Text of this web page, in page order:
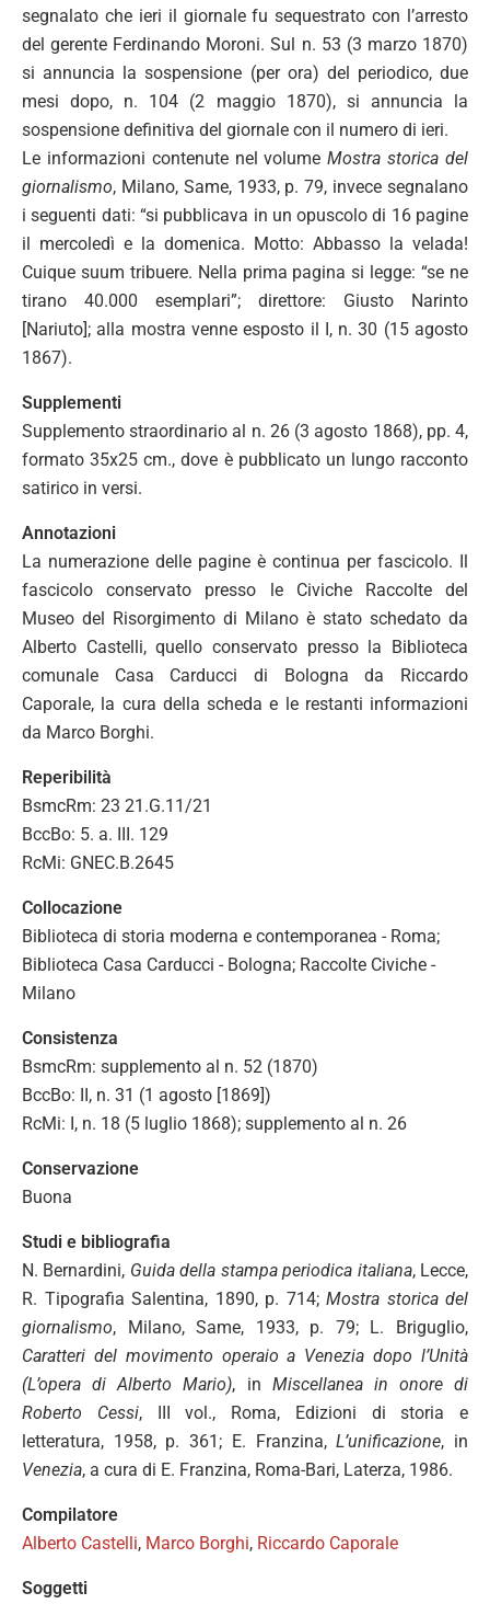
segnalato che ieri il giornale fu sequestrato con l’arresto
del gerente Ferdinando Moroni. Sul n. 53 (3 marzo 1870)
si annuncia la sospensione (per ora) del periodico, due
mesi dopo, n. 104 (2 maggio 1870), si annuncia la
sospensione definitiva del giornale con il numero di ieri.
Le informazioni contenute nel volumeMostra storica del
giornalismo, Milano, Same, 1933, p. 79, invece segnalano
i seguenti dati: “si pubblicava in un opuscolo di 16 pagine
il mercoledì e la domenica. Motto: Abbasso la velada!
Cuique suum tribuere. Nella prima pagina si legge: “se ne
tirano 40.000 esemplari”; direttore: Giusto Narinto
[Nariuto]; alla mostra venne esposto il I, n. 30 (15 agosto
1867).
Supplementi
Supplemento straordinario al n. 26 (3 agosto 1868), pp. 4,
formato 35x25 cm., dove è pubblicato un lungo racconto
satirico in versi.
Annotazioni
La numerazione delle pagine è continua per fascicolo. Il
fascicolo conservato presso le Civiche Raccolte del
Museo del Risorgimento di Milano è stato schedato da
Alberto Castelli, quello conservato presso la Biblioteca
comunale Casa Carducci di Bologna da Riccardo
Caporale, la cura della scheda e le restanti informazioni
da Marco Borghi.
Reperibilità
BsmcRm: 23 21.G.11/21
BccBo: 5. a. III. 129
RcMi: GNEC.B.2645
Collocazione
Biblioteca di storia moderna e contemporanea - Roma;
Biblioteca Casa Carducci - Bologna; Raccolte Civiche -
Milano
Consistenza
BsmcRm: supplemento al n. 52 (1870)
BccBo: II, n. 31 (1 agosto [1869])
RcMi: I, n. 18 (5 luglio 1868); supplemento al n. 26
Conservazione
Buona
Studi e bibliografia
N. Bernardini, Guida della stampa periodica italiana, Lecce,
R. Tipografia Salentina, 1890, p. 714; Mostra storica del
giornalismo, Milano, Same, 1933, p. 79; L. Briguglio,
Caratteri del movimento operaio a Venezia dopo l’Unità
(L’opera di Alberto Mario), in Miscellanea in onore di
Roberto Cessi, III vol., Roma, Edizioni di storia e
letteratura, 1958, p. 361; E. Franzina,L’unificazione, in
Venezia, a cura di E. Franzina, Roma-Bari, Laterza, 1986.
Compilatore
Alberto Castelli, Marco Borghi, Riccardo Caporale
Soggetti